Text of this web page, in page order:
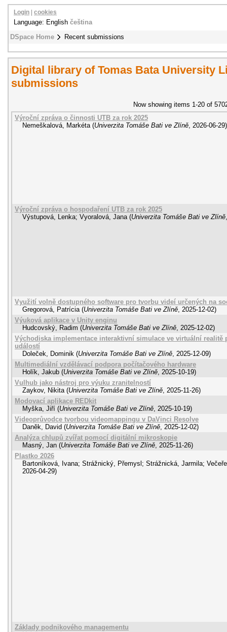
DSpace Home Recent submissions
Login cookies
Language: English čeština
Digital library of Tomas Bata University
submissions
Now showing items 1-20 of
Výroční zpráva o činnosti UTB za rok 2025
Nemeškalová, Markéta (Univerzita Tomáše Bati ve Zlíně, 2026-06-29)
Výroční zpráva o hospodaření UTB za rok 2025
Výstupová, Lenka; Vyoralová, Jana (Univerzita Tomáše Bati ve Zlíně
Využití volně dostupného software pro tvorbu videí určených na
Gregorová, Patrícia (Univerzita Tomáše Bati ve Zlíně, 2025-12-02)
Výuková aplikace v Unity enginu
Hudcovský, Radim (Univerzita Tomáše Bati ve Zlíně, 2025-12-02)
Východiska implementace interaktivní simulace ve virtuální
událostí
Doleček, Dominik (Univerzita Tomáše Bati ve Zlíně, 2025-12-09)
Multimediální vzdělávací podpora počítačového hardware
Holík, Jakub (Univerzita Tomáše Bati ve Zlíně, 2025-10-19)
Vulhub jako nástroj pro výuku zranitelností
Zaykov, Nikita (Univerzita Tomáše Bati ve Zlíně, 2025-11-26)
Modovací aplikace REDkit
Myška, Jiří (Univerzita Tomáše Bati ve Zlíně, 2025-10-19)
Videoprůvodce tvorbou videomappingu v DaVinci Resolve
Daněk, David (Univerzita Tomáše Bati ve Zlíně, 2025-12-02)
Analýza chlupů zvířat pomocí digitální mikroskopie
Masný, Jan (Univerzita Tomáše Bati ve Zlíně, 2025-11-26)
Plastko 2026
Bartoníková, Ivana; Strážnický, Přemysl ; Strážnická, Jarmila;
2026-04-29)
Základy podnikového managementu